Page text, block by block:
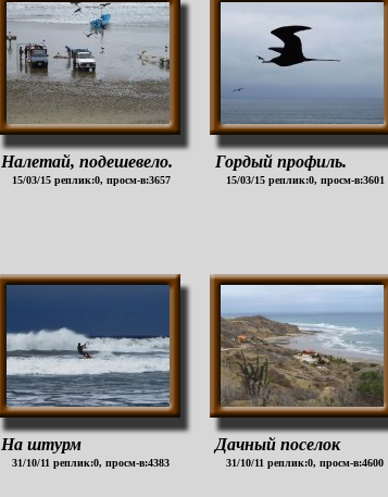
Налетай, подешевело.
15/03/15 реплик:0, просм-в:3657
Гордый профиль.
15/03/15 реплик:0, просм-в:3601
На штурм
31/10/11 реплик:0, просм-в:4383
Дачный поселок
31/10/11 реплик:0, просм-в:4600